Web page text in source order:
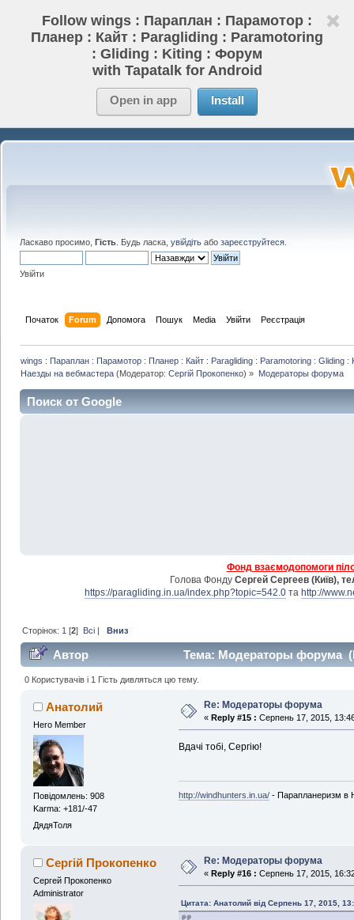
Follow wings : Параплан : Парамотор :
Планер : Кайт : Paragliding : Paramotoring
: Gliding : Kiting : Форум
with Tapatalk for Android
Open in app Install
Ласкаво просимо, Гість . Будь ласка, увійдіть або зареєструйтеся
Увійти
Початок Forum Допомога Пошук Media Увійти Реєстрація
wings : Параплан : Парамотор : Планер : Кайт : Paragliding : Paramotoring : Gliding :
Наезды на вебмастера (Модератор:Сергій Прокопенко) » Модераторы форума
Поиск от Google
Фонд взаємодопомоги
Голова Фонду Сергей Сергеев (Київ),
https://paragliding.in.ua/index.php?topic=542.0 та http://
Сторінок: 1 [2] Всі |Вниз
Автор Тема: Модераторы форума
0 Користувачів і 1 Гість дивляться цю тему.
Анатолий
Hero Member
Повідомлень: 908
Karma: +181/-47
ДядяТоля
Re: Модераторы форума
« Reply #15 : Серпень 17, 2015,
Вдачі тобі, Сергію!
http://windhunters.in.ua/- Парапланеризм в
Сергій Прокопенко
Сергей Прокопенко
Administrator
Re: Модераторы форума
« Reply #16 : Серпень 17, 2015,
Цитата: Анатолий від Серпень 17, 2015,